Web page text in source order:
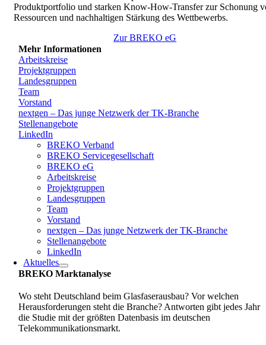
Produktportfolio und starken Know-How-Transfer zur Schonung
Ressourcen und nachhaltigen Stärkung des Wettbewerbs.
Zur BREKO eG
Mehr Informationen
Arbeitskreise
Projektgruppen
Landesgruppen
Team
Vorstand
nextgen – Das junge Netzwerk der TK-Branche
Stellenangebote
LinkedIn
BREKO Verband
BREKO Servicegesellschaft
BREKO eG
Arbeitskreise
Projektgruppen
Landesgruppen
Team
Vorstand
nextgen – Das junge Netzwerk der TK-Branche
Stellenangebote
LinkedIn
Aktuelles
BREKO Marktanalyse
Wo steht Deutschland beim Glasfaserausbau? Vor welchen
Herausforderungen steht die Branche? Antworten gibt jedes Jahr
die Studie mit der größten Datenbasis im deutschen
Telekommunikationsmarkt.